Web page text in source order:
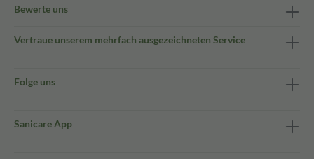
Bewerte uns
Vertraue unserem mehrfach ausgezeichneten Service
Folge uns
Sanicare App